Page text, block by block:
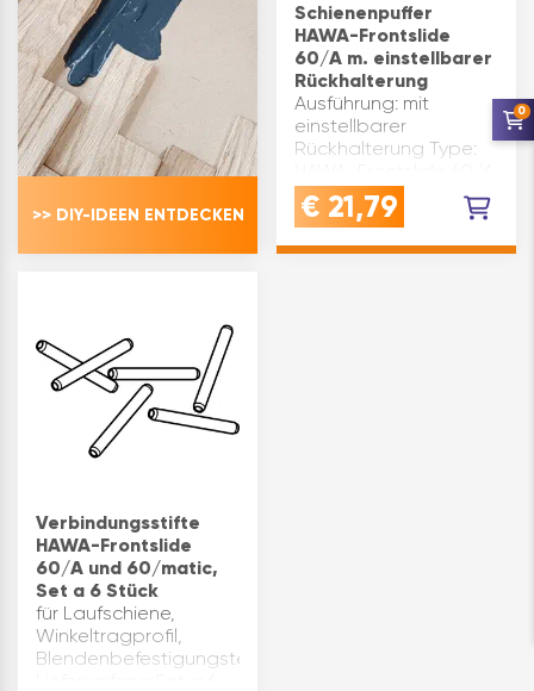
>> DIY-IDEEN ENTDECKEN
Schienenpuffer
HAWA-Frontslide
60/A m. einstellbarer
Rückhalterung
Ausführung: mit
einstellbarer
Rückhalterung Type:
Marke: Hawa
Inhaltsangabe (ST): 1
€ 21,79
Verbindungsstifte
HAWA-Frontslide
60/A und 60/matic,
Set a 6 Stück
für Laufschiene,
Winkeltragprofil,
Blendenbefestigungsteile
0